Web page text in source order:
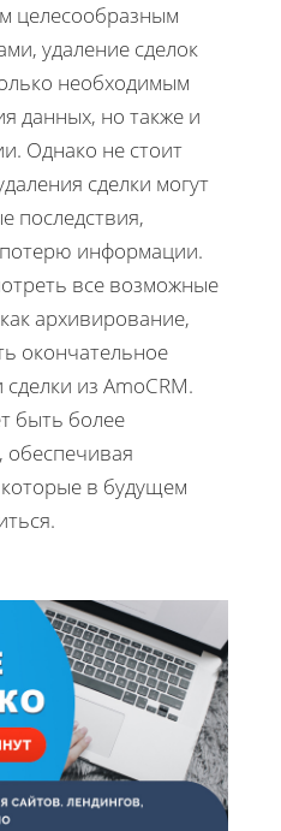
целесообразным
удаление сделок
необходимым
данных, но также и
Однако не стоит
сделки могут
последствия,
информации.
все возможные
архивирование,
окончательное
из AmoCRM.
быть более
в будущем